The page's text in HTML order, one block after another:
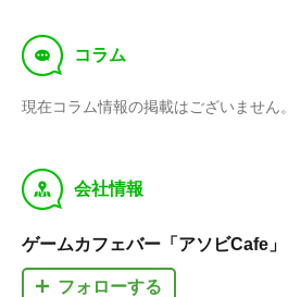
f コラム
現在コラム情報の掲載はございません。
y 会社情報
ゲームカフェバー「アソビCafe」
フォローする